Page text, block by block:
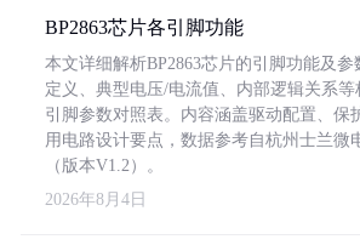
BP2863芯片各引脚功能
本文详细解析BP2863芯片的引脚功能及
定义、典型电压/电流值、内部逻辑关系
引脚参数对照表。内容涵盖驱动配置、保
用电路设计要点，数据参考自杭州士兰微
（版本V1.2）。
2026年8月4日